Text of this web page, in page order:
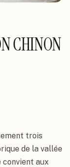
CHINON
trois
de la vallée
convient aux